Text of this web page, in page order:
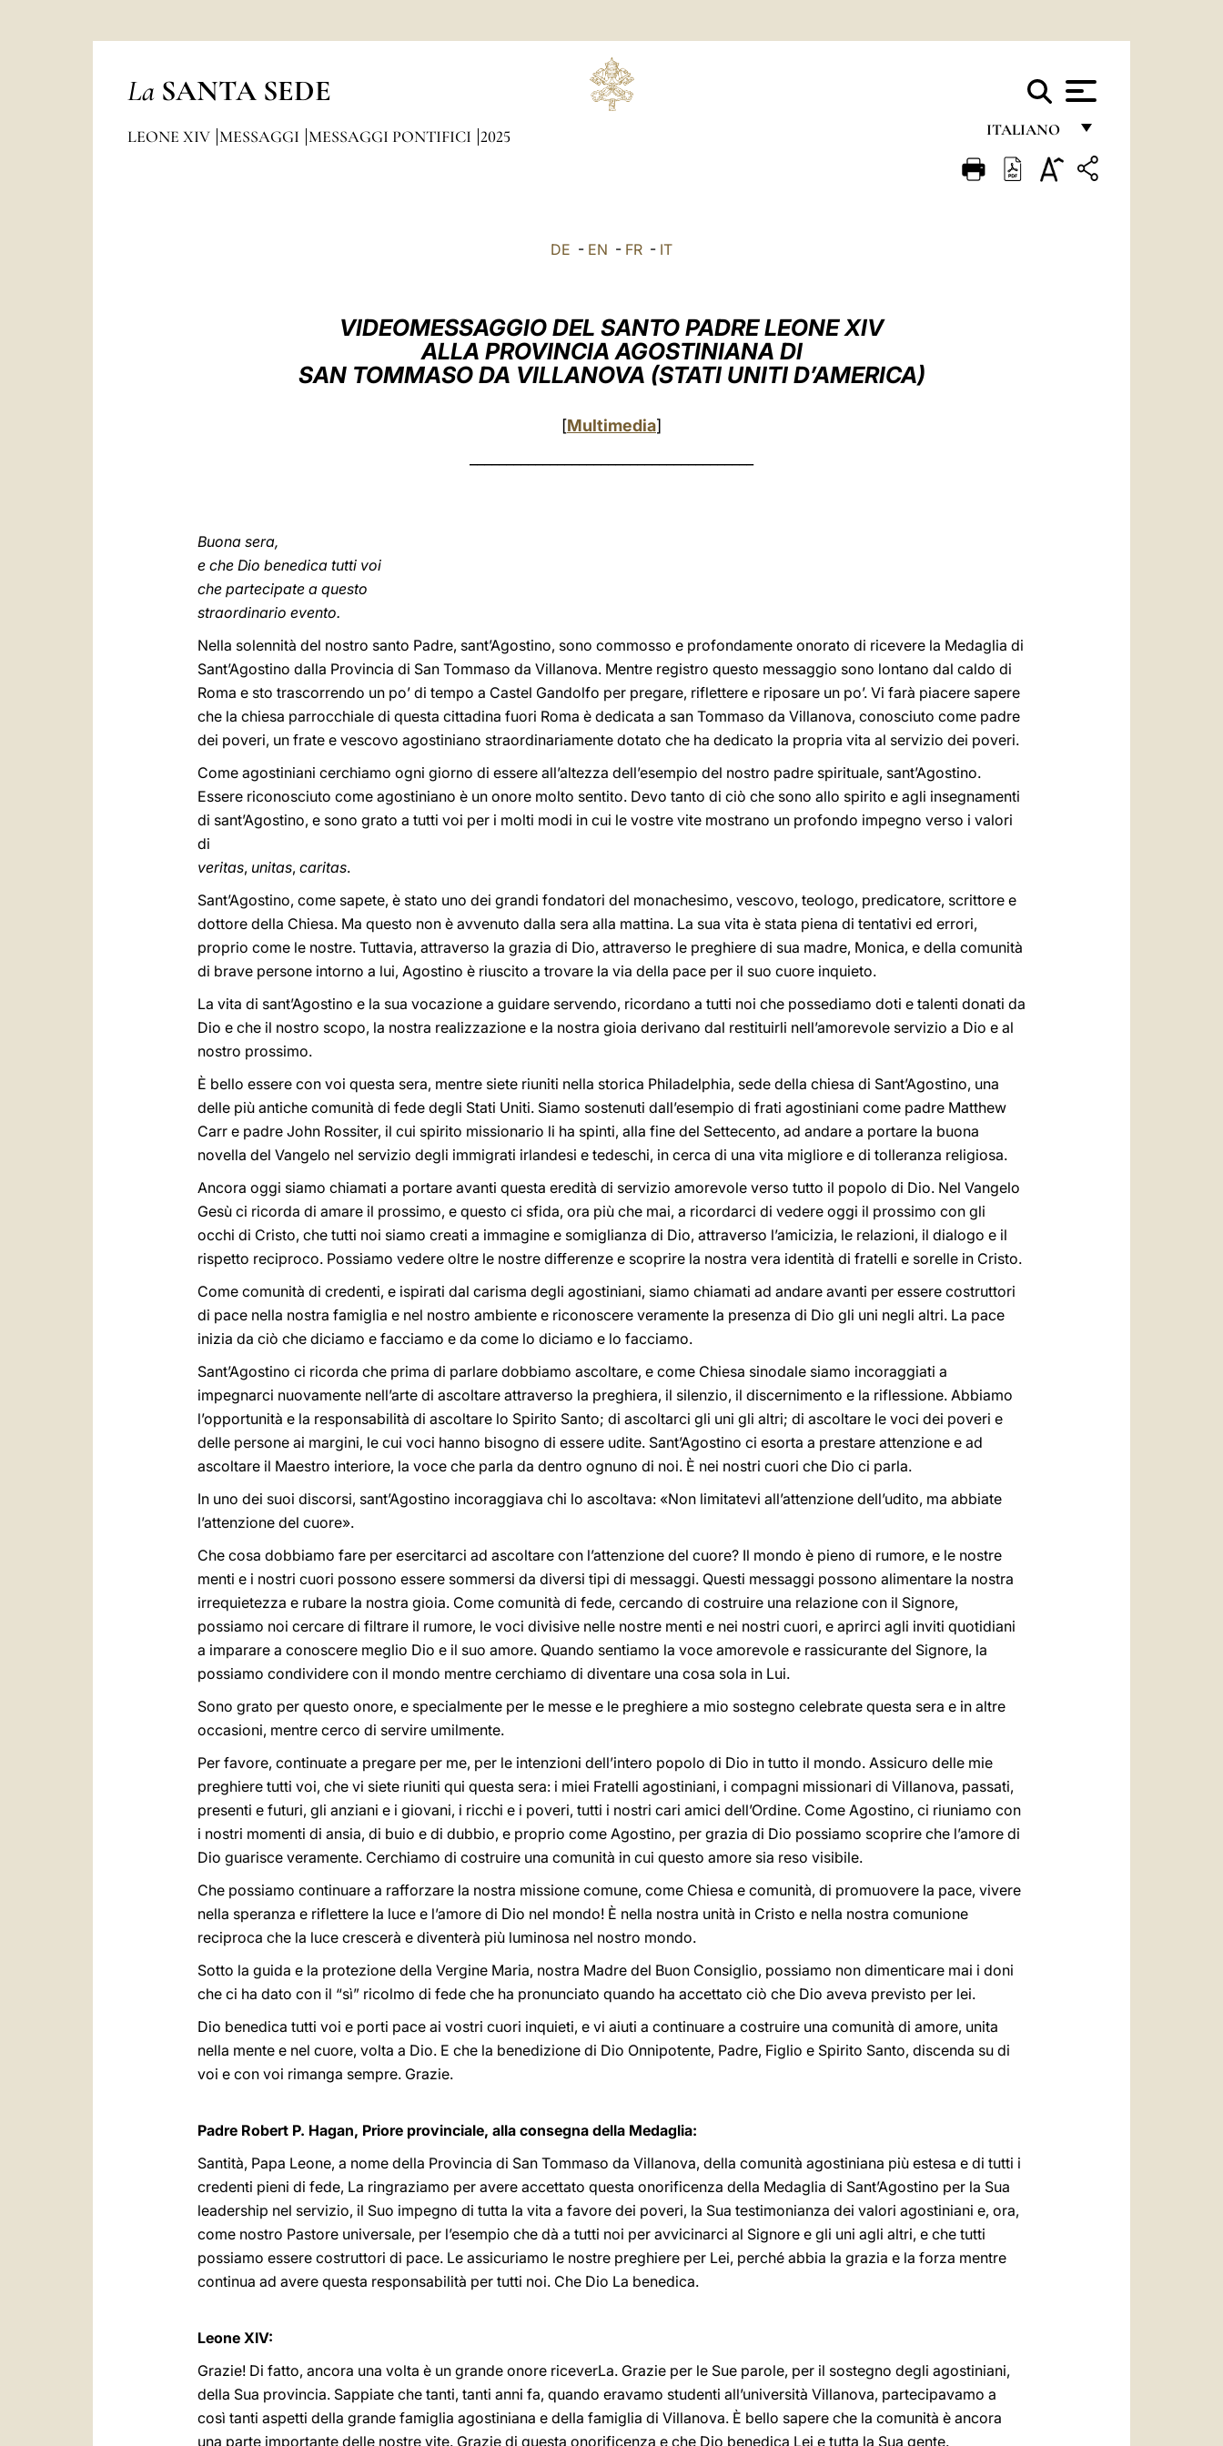
La SANTA SEDE
ITALIANO
FRANÇAIS
LEONE XIV MESSAGGI MESSAGGI PONTIFICI 2025
DE - EN - FR - IT
VIDEOMESSAGGIO DEL SANTO PADRE LEONE XIV
ALLA PROVINCIA AGOSTINIANA DI
SAN TOMMASO DA VILLANOVA (STATI UNITI D’AMERICA)
[Multimedia]
Buona sera,
e che Dio benedica tutti voi
che partecipate a questo
straordinario evento.
Nella solennità del nostro santo Padre, sant’Agostino, sono commosso e profondamente onorato di ricevere la Medaglia di
Sant’Agostino dalla Provincia di San Tommaso da Villanova. Mentre registro questo messaggio sono lontano dal caldo di
Roma e sto trascorrendo un po’ di tempo a Castel Gandolfo per pregare, riflettere e riposare un po’. Vi farà piacere sapere
che la chiesa parrocchiale di questa cittadina fuori Roma è dedicata a san Tommaso da Villanova, conosciuto come padre
dei poveri, un frate e vescovo agostiniano straordinariamente dotato che ha dedicato la propria vita al servizio dei poveri.
Come agostiniani cerchiamo ogni giorno di essere all’altezza dell’esempio del nostro padre spirituale, sant’Agostino.
Essere riconosciuto come agostiniano è un onore molto sentito. Devo tanto di ciò che sono allo spirito e agli insegnamenti
di sant’Agostino, e sono grato a tutti voi per i molti modi in cui le vostre vite mostrano un profondo impegno verso i valori
di
veritas, unitas, caritas.
Sant’Agostino, come sapete, è stato uno dei grandi fondatori del monachesimo, vescovo, teologo, predicatore, scrittore e
dottore della Chiesa. Ma questo non è avvenuto dalla sera alla mattina. La sua vita è stata piena di tentativi ed errori,
proprio come le nostre. Tuttavia, attraverso la grazia di Dio, attraverso le preghiere di sua madre, Monica, e della comunità
di brave persone intorno a lui, Agostino è riuscito a trovare la via della pace per il suo cuore inquieto.
La vita di sant’Agostino e la sua vocazione a guidare servendo, ricordano a tutti noi che possediamo doti e talenti donati da
Dio e che il nostro scopo, la nostra realizzazione e la nostra gioia derivano dal restituirli nell’amorevole servizio a Dio e al
nostro prossimo.
È bello essere con voi questa sera, mentre siete riuniti nella storica Philadelphia, sede della chiesa di Sant’Agostino, una
delle più antiche comunità di fede degli Stati Uniti. Siamo sostenuti dall’esempio di frati agostiniani come padre Matthew
Carr e padre John Rossiter, il cui spirito missionario li ha spinti, alla fine del Settecento, ad andare a portare la buona
novella del Vangelo nel servizio degli immigrati irlandesi e tedeschi, in cerca di una vita migliore e di tolleranza religiosa.
Ancora oggi siamo chiamati a portare avanti questa eredità di servizio amorevole verso tutto il popolo di Dio. Nel Vangelo
Gesù ci ricorda di amare il prossimo, e questo ci sfida, ora più che mai, a ricordarci di vedere oggi il prossimo con gli
occhi di Cristo, che tutti noi siamo creati a immagine e somiglianza di Dio, attraverso l’amicizia, le relazioni, il dialogo e il
rispetto reciproco. Possiamo vedere oltre le nostre differenze e scoprire la nostra vera identità di fratelli e sorelle in Cristo.
Come comunità di credenti, e ispirati dal carisma degli agostiniani, siamo chiamati ad andare avanti per essere costruttori
di pace nella nostra famiglia e nel nostro ambiente e riconoscere veramente la presenza di Dio gli uni negli altri. La pace
inizia da ciò che diciamo e facciamo e da come lo diciamo e lo facciamo.
Sant’Agostino ci ricorda che prima di parlare dobbiamo ascoltare, e come Chiesa sinodale siamo incoraggiati a
impegnarci nuovamente nell’arte di ascoltare attraverso la preghiera, il silenzio, il discernimento e la riflessione. Abbiamo
l’opportunità e la responsabilità di ascoltare lo Spirito Santo; di ascoltarci gli uni gli altri; di ascoltare le voci dei poveri e
delle persone ai margini, le cui voci hanno bisogno di essere udite. Sant’Agostino ci esorta a prestare attenzione e ad
ascoltare il Maestro interiore, la voce che parla da dentro ognuno di noi. È nei nostri cuori che Dio ci parla.
In uno dei suoi discorsi, sant’Agostino incoraggiava chi lo ascoltava: «Non limitatevi all’attenzione dell’udito, ma abbiate
l’attenzione del cuore».
Che cosa dobbiamo fare per esercitarci ad ascoltare con l’attenzione del cuore? Il mondo è pieno di rumore, e le nostre
menti e i nostri cuori possono essere sommersi da diversi tipi di messaggi. Questi messaggi possono alimentare la nostra
irrequietezza e rubare la nostra gioia. Come comunità di fede, cercando di costruire una relazione con il Signore,
possiamo noi cercare di filtrare il rumore, le voci divisive nelle nostre menti e nei nostri cuori, e aprirci agli inviti quotidiani
a imparare a conoscere meglio Dio e il suo amore. Quando sentiamo la voce amorevole e rassicurante del Signore, la
possiamo condividere con il mondo mentre cerchiamo di diventare una cosa sola in Lui.
Sono grato per questo onore, e specialmente per le messe e le preghiere a mio sostegno celebrate questa sera e in altre
occasioni, mentre cerco di servire umilmente.
Per favore, continuate a pregare per me, per le intenzioni dell’intero popolo di Dio in tutto il mondo. Assicuro delle mie
preghiere tutti voi, che vi siete riuniti qui questa sera: i miei Fratelli agostiniani, i compagni missionari di Villanova, passati,
presenti e futuri, gli anziani e i giovani, i ricchi e i poveri, tutti i nostri cari amici dell’Ordine. Come Agostino, ci riuniamo con
i nostri momenti di ansia, di buio e di dubbio, e proprio come Agostino, per grazia di Dio possiamo scoprire che l’amore di
Dio guarisce veramente. Cerchiamo di costruire una comunità in cui questo amore sia reso visibile.
Che possiamo continuare a rafforzare la nostra missione comune, come Chiesa e comunità, di promuovere la pace, vivere
nella speranza e riflettere la luce e l’amore di Dio nel mondo! È nella nostra unità in Cristo e nella nostra comunione
reciproca che la luce crescerà e diventerà più luminosa nel nostro mondo.
Sotto la guida e la protezione della Vergine Maria, nostra Madre del Buon Consiglio, possiamo non dimenticare mai i doni
che ci ha dato con il “sì” ricolmo di fede che ha pronunciato quando ha accettato ciò che Dio aveva previsto per lei.
Dio benedica tutti voi e porti pace ai vostri cuori inquieti, e vi aiuti a continuare a costruire una comunità di amore, unita
nella mente e nel cuore, volta a Dio. E che la benedizione di Dio Onnipotente, Padre, Figlio e Spirito Santo, discenda su di
voi e con voi rimanga sempre. Grazie.
Padre Robert P. Hagan, Priore provinciale, alla consegna della Medaglia:
Santità, Papa Leone, a nome della Provincia di San Tommaso da Villanova, della comunità agostiniana più estesa e di tutti i
credenti pieni di fede, La ringraziamo per avere accettato questa onorificenza della Medaglia di Sant’Agostino per la Sua
leadership nel servizio, il Suo impegno di tutta la vita a favore dei poveri, la Sua testimonianza dei valori agostiniani e, ora,
come nostro Pastore universale, per l’esempio che dà a tutti noi per avvicinarci al Signore e gli uni agli altri, e che tutti
possiamo essere costruttori di pace. Le assicuriamo le nostre preghiere per Lei, perché abbia la grazia e la forza mentre
continua ad avere questa responsabilità per tutti noi. Che Dio La benedica.
Leone XIV:
Grazie! Di fatto, ancora una volta è un grande onore riceverLa. Grazie per le Sue parole, per il sostegno degli agostiniani,
della Sua provincia. Sappiate che tanti, tanti anni fa, quando eravamo studenti all’università Villanova, partecipavamo a
così tanti aspetti della grande famiglia agostiniana e della famiglia di Villanova. È bello sapere che la comunità è ancora
una parte importante delle nostre vite. Grazie di questa onorificenza e che Dio benedica Lei e tutta la Sua gente.